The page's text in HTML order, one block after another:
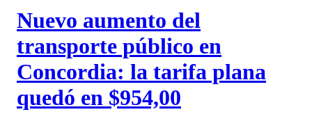
Nuevo aumento del
transporte público en
Concordia: la tarifa plana
quedó en $954,00